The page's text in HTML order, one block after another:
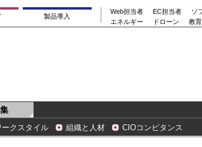
製品導入
Web担当者 EC担当者
ソ
エネルギー
ドローン 教
ークスタイル 組織と人材 CIOコンピタンス